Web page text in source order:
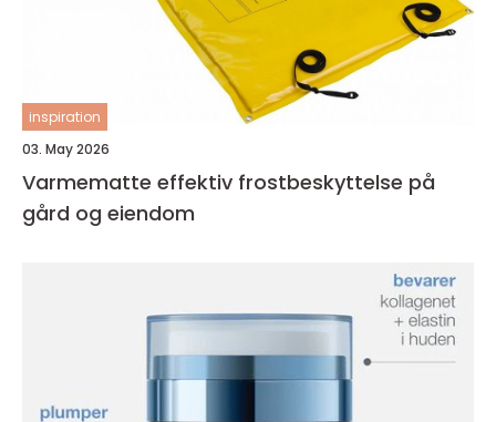
inspiration
03. May 2026
Varmematte effektiv frostbeskyttelse på
gård og eiendom